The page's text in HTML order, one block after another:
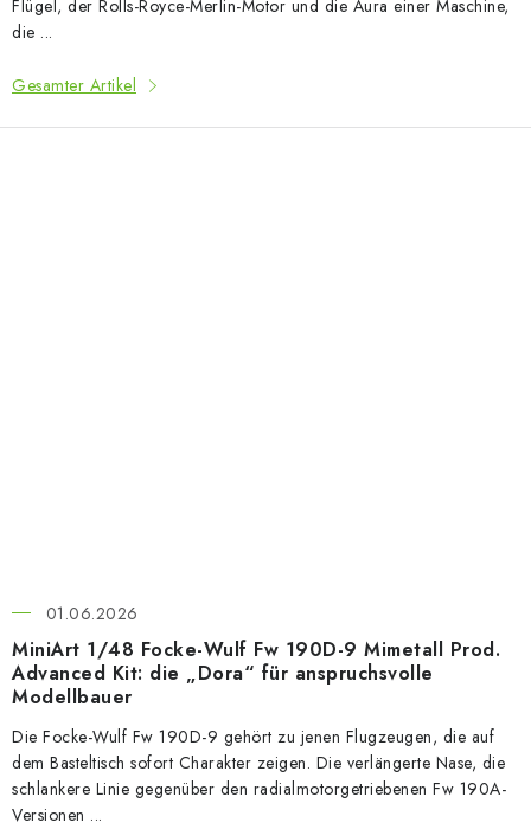
Flügel, der Rolls-Royce-Merlin-Motor und die Aura einer Maschine,
die ...
Gesamter Artikel
MiniArt 1/48 Focke-Wulf Fw 190D-9 Mimetall Prod.
Advanced Kit: die „Dora“ für anspruchsvolle
Modellbauer
01.06.2026
Die Focke-Wulf Fw 190D-9 gehört zu jenen Flugzeugen, die auf
dem Basteltisch sofort Charakter zeigen. Die verlängerte Nase, die
schlankere Linie gegenüber den radialmotorgetriebenen Fw 190A-
Versionen ...